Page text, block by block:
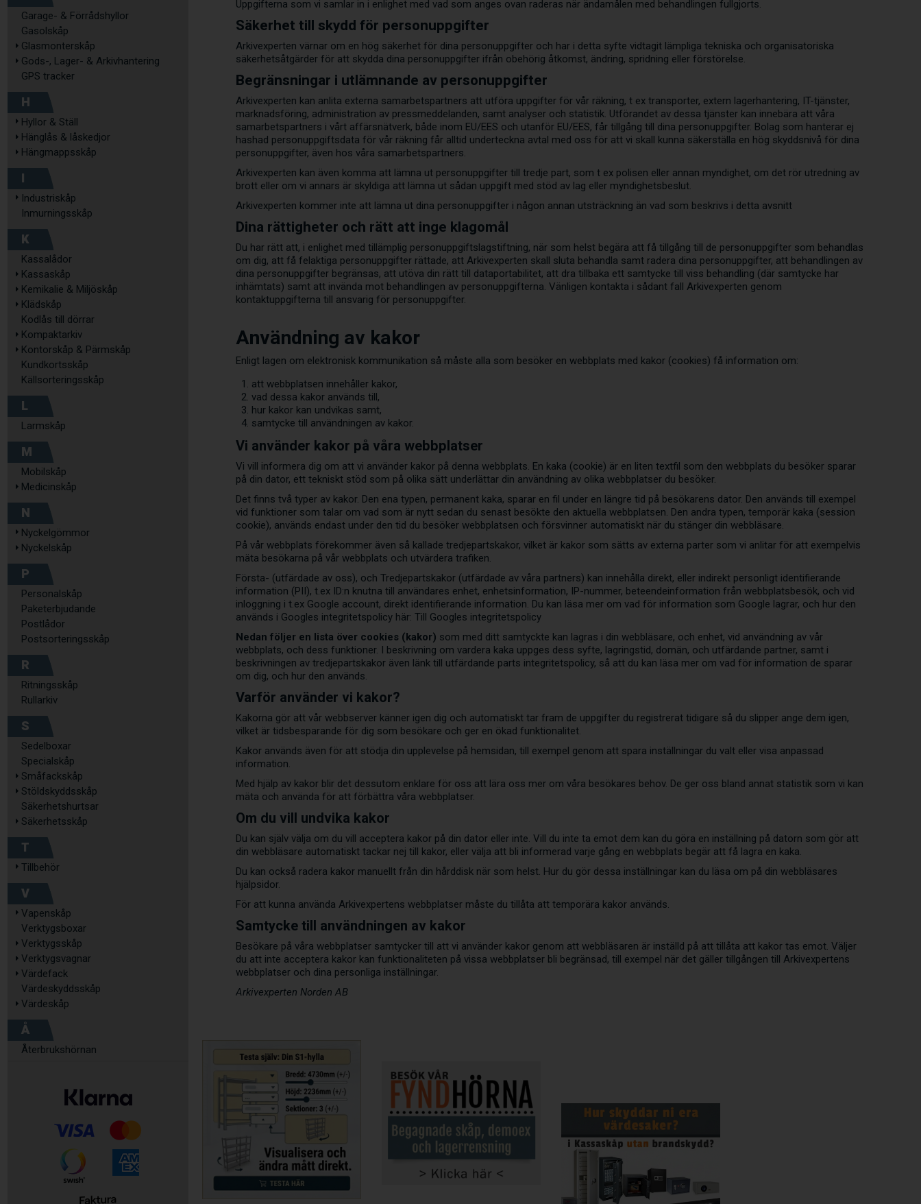
Garage- & Förrådshyllor
Gasolskåp
Glasmonterskåp
Gods-, Lager- & Arkivhantering
GPS tracker
H
Hyllor & Ställ
Hänglås & låskedjor
Hängmappsskåp
I
Industriskåp
Inmurningsskåp
K
Kassalådor
Kassaskåp
Kemikalie & Miljöskåp
Klädskåp
Kodlås till dörrar
Kompaktarkiv
Kontorskåp & Pärmskåp
Kundkortsskåp
Källsorteringsskåp
L
Larmskåp
M
Mobilskåp
Medicinskåp
N
Nyckelgömmor
Nyckelskåp
P
Personalskåp
Paketerbjudande
Postlådor
Postsorteringsskåp
R
Ritningsskåp
Rullarkiv
S
Sedelboxar
Specialskåp
Småfackskåp
Stöldskyddsskåp
Säkerhetshurtsar
Säkerhetsskåp
T
Tillbehör
V
Vapenskåp
Verktygsboxar
Verktygsskåp
Verktygsvagnar
Värdefack
Värdeskyddsskåp
Värdeskåp
Å
Återbrukshörnan
Uppgifterna som vi samlar in i enlighet med vad som anges ovan raderas när ändamålen med behandlingen fullgjorts.
Säkerhet till skydd för personuppgifter
Arkivexperten värnar om en hög säkerhet för dina personuppgifter och har i detta syfte vidtagit lämpliga tekniska och organisatoriska
säkerhetsåtgärder för att skydda dina personuppgifter ifrån obehörig åtkomst, ändring, spridning eller förstörelse.
Begränsningar i utlämnande av personuppgifter
Arkivexperten kan anlita externa samarbetspartners att utföra uppgifter för vår räkning, t ex transporter, extern lagerhantering, IT-tjänster,
marknadsföring, administration av pressmeddelanden, samt analyser och statistik. Utförandet av dessa tjänster kan innebära att våra
samarbetspartners i vårt affärsnätverk, både inom EU/EES och utanför EU/EES, får tillgång till dina personuppgifter. Bolag som hanterar ej
hashad personuppgiftsdata för vår räkning får alltid underteckna avtal med oss för att vi skall kunna säkerställa en hög skyddsnivå för dina
personuppgifter, även hos våra samarbetspartners.
Arkivexperten kan även komma att lämna ut personuppgifter till tredje part, som t ex polisen eller annan myndighet, om det rör utredning av
brott eller om vi annars är skyldiga att lämna ut sådan uppgift med stöd av lag eller myndighetsbeslut.
Arkivexperten kommer inte att lämna ut dina personuppgifter i någon annan utsträckning än vad som beskrivs i detta avsnitt
Dina rättigheter och rätt att inge klagomål
Du har rätt att, i enlighet med tillämplig personuppgiftslagstiftning, när som helst begära att få tillgång till de personuppgifter som behandlas
om dig, att få felaktiga personuppgifter rättade, att Arkivexperten skall sluta behandla samt radera dina personuppgifter, att behandlingen av
dina personuppgifter begränsas, att utöva din rätt till dataportabilitet, att dra tillbaka ett samtycke till viss behandling (där samtycke har
inhämtats) samt att invända mot behandlingen av personuppgifterna. Vänligen kontakta i sådant fall Arkivexperten genom
kontaktuppgifterna till ansvarig för personuppgifter.
Användning av kakor
Enligt lagen om elektronisk kommunikation så måste alla som besöker en webbplats med kakor (cookies) få information om:
att webbplatsen innehåller kakor,
vad dessa kakor används till,
hur kakor kan undvikas samt,
samtycke till användningen av kakor.
Vi använder kakor på våra webbplatser
Vi vill informera dig om att vi använder kakor på denna webbplats. En kaka (cookie) är en liten textfil som den webbplats du besöker sparar
på din dator, ett tekniskt stöd som på olika sätt underlättar din användning av olika webbplatser du besöker.
Det finns två typer av kakor. Den ena typen, permanent kaka, sparar en fil under en längre tid på besökarens dator. Den används till exempel
vid funktioner som talar om vad som är nytt sedan du senast besökte den aktuella webbplatsen. Den andra typen, temporär kaka (session
cookie), används endast under den tid du besöker webbplatsen och försvinner automatiskt när du stänger din webbläsare.
På vår webbplats förekommer även så kallade tredjepartskakor, vilket är kakor som sätts av externa parter som vi anlitar för att exempelvis
mäta besökarna på vår webbplats och utvärdera trafiken.
Första- (utfärdade av oss), och Tredjepartskakor (utfärdade av våra partners) kan innehålla direkt, eller indirekt personligt identifierande
information (PII), t.ex ID:n knutna till användares enhet, enhetsinformation, IP-nummer, beteendeinformation från webbplatsbesök, och vid
inloggning i t.ex Google account, direkt identifierande information. Du kan läsa mer om vad för information som Google lagrar, och hur den
används i Googles integritetspolicy här:Till Googles integritetspolicy
Nedan följer en lista över cookies (kakor) som med ditt samtyckte kan lagras i din webbläsare, och enhet, vid användning av vår
webbplats, och dess funktioner. I beskrivning om vardera kaka uppges dess syfte, lagringstid, domän, och utfärdande partner, samt i
beskrivningen av tredjepartskakor även länk till utfärdande parts integritetspolicy, så att du kan läsa mer om vad för information de sparar
om dig, och hur den används.
Varför använder vi kakor?
Kakorna gör att vår webbserver känner igen dig och automatiskt tar fram de uppgifter du registrerat tidigare så du slipper ange dem igen,
vilket är tidsbesparande för dig som besökare och ger en ökad funktionalitet.
Kakor används även för att stödja din upplevelse på hemsidan, till exempel genom att spara inställningar du valt eller visa anpassad
information.
Med hjälp av kakor blir det dessutom enklare för oss att lära oss mer om våra besökares behov. De ger oss bland annat statistik som vi kan
mäta och använda för att förbättra våra webbplatser.
Om du vill undvika kakor
Du kan själv välja om du vill acceptera kakor på din dator eller inte. Vill du inte ta emot dem kan du göra en inställning på datorn som gör att
din webbläsare automatiskt tackar nej till kakor, eller välja att bli informerad varje gång en webbplats begär att få lagra en kaka.
Du kan också radera kakor manuellt från din hårddisk när som helst. Hur du gör dessa inställningar kan du läsa om på din webbläsares
hjälpsidor.
För att kunna använda Arkivexpertens webbplatser måste du tillåta att temporära kakor används.
Samtycke till användningen av kakor
Besökare på våra webbplatser samtycker till att vi använder kakor genom att webbläsaren är inställd på att tillåta att kakor tas emot. Väljer
du att inte acceptera kakor kan funktionaliteten på vissa webbplatser bli begränsad, till exempel när det gäller tillgången till Arkivexpertens
webbplatser och dina personliga inställningar.
Arkivexperten Norden AB